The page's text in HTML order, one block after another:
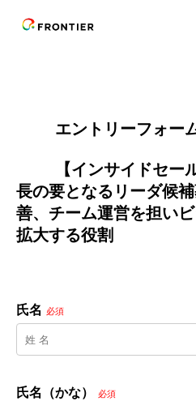
エントリーフォー
長の要となるリーダ候
善、チーム運営を担い
拡大する役割
氏名 必須
氏名（かな） 必須